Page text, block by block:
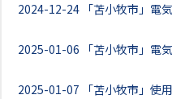
2024-12-24 「苫小牧市」電
2025-01-06 「苫小牧市」電
2025-01-07 「苫小牧市」使